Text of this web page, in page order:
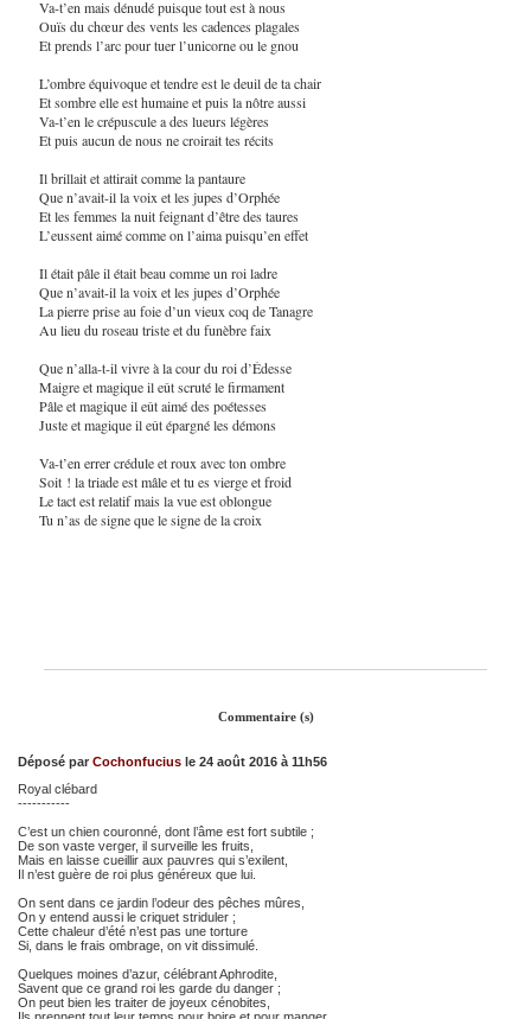
Va-t’en mais dénudé puisque tout est à nous
Ouïs du chœur des vents les cadences plagales
Et prends l’arc pour tuer l’unicorne ou le gnou
L’ombre équivoque et tendre est le deuil de ta chair
Et sombre elle est humaine et puis la nôtre aussi
Va-t’en le crépuscule a des lueurs légères
Et puis aucun de nous ne croirait tes récits
Il brillait et attirait comme la pantaure
Que n’avait-il la voix et les jupes d’Orphée
Et les femmes la nuit feignant d’être des taures
L’eussent aimé comme on l’aima puisqu’en effet
Il était pâle il était beau comme un roi ladre
Que n’avait-il la voix et les jupes d’Orphée
La pierre prise au foie d’un vieux coq de Tanagre
Au lieu du roseau triste et du funèbre faix
Que n’alla-t-il vivre à la cour du roi d’Édesse
Maigre et magique il eût scruté le firmament
Pâle et magique il eût aimé des poétesses
Juste et magique il eût épargné les démons
Va-t’en errer crédule et roux avec ton ombre
Soit ! la triade est mâle et tu es vierge et froid
Le tact est relatif mais la vue est oblongue
Tu n’as de signe que le signe de la croix
Commentaire (s)
Déposé par Cochonfucius le 24 août 2016 à 11h56
Royal clébard
-----------
C’est un chien couronné, dont l’âme est fort subtile ;
De son vaste verger, il surveille les fruits,
Mais en laisse cueillir aux pauvres qui s’exilent,
Il n’est guère de roi plus généreux que lui.
On sent dans ce jardin l’odeur des pêches mûres,
On y entend aussi le criquet striduler ;
Cette chaleur d’été n’est pas une torture
Si, dans le frais ombrage, on vit dissimulé.
Quelques moines d’azur, célébrant Aphrodite,
Savent que ce grand roi les garde du danger ;
On peut bien les traiter de joyeux cénobites,